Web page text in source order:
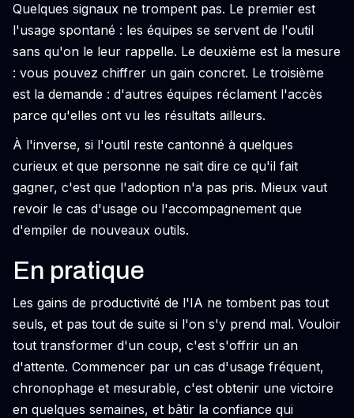
Quelques signaux ne trompent pas. Le premier est
l'usage spontané : les équipes se servent de l'outil
sans qu'on le leur rappelle. Le deuxième est la mesure
: vous pouvez chiffrer un gain concret. Le troisième
est la demande : d'autres équipes réclament l'accès
parce qu'elles ont vu les résultats ailleurs.
À l'inverse, si l'outil reste cantonné à quelques
curieux et que personne ne sait dire ce qu'il fait
gagner, c'est que l'adoption n'a pas pris. Mieux vaut
revoir le cas d'usage ou l'accompagnement que
d'empiler de nouveaux outils.
En pratique
Les gains de productivité de l'IA ne tombent pas tout
seuls, et pas tout de suite si l'on s'y prend mal. Vouloir
tout transformer d'un coup, c'est s'offrir un an
d'attente. Commencer par un cas d'usage fréquent,
chronophage et mesurable, c'est obtenir une victoire
en quelques semaines, et bâtir la confiance qui